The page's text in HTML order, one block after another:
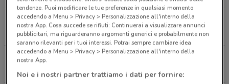
Via Aurelia Km 8,05 Roma
25.6 km
APERTO
Via Ugo La Malfa Nettuno
26.4 km
APERTO
tendenze. Puoi modificare le tue preferenze in qualsiasi momento
accedendo a Menu > Privacy > Personalizzazione all'interno della
nostra App. Cosa succede se rifiuti: Continuerai a visualizzare annunci
pubblicitari, ma riguarderanno argomenti generici e probabilmente non
saranno rilevanti per i tuoi interessi. Potrai sempre cambiare idea
accedendo a Menu > Privacy > Personalizzazione all'interno della
nostra App.
Noi e i nostri partner trattiamo i dati per fornire: